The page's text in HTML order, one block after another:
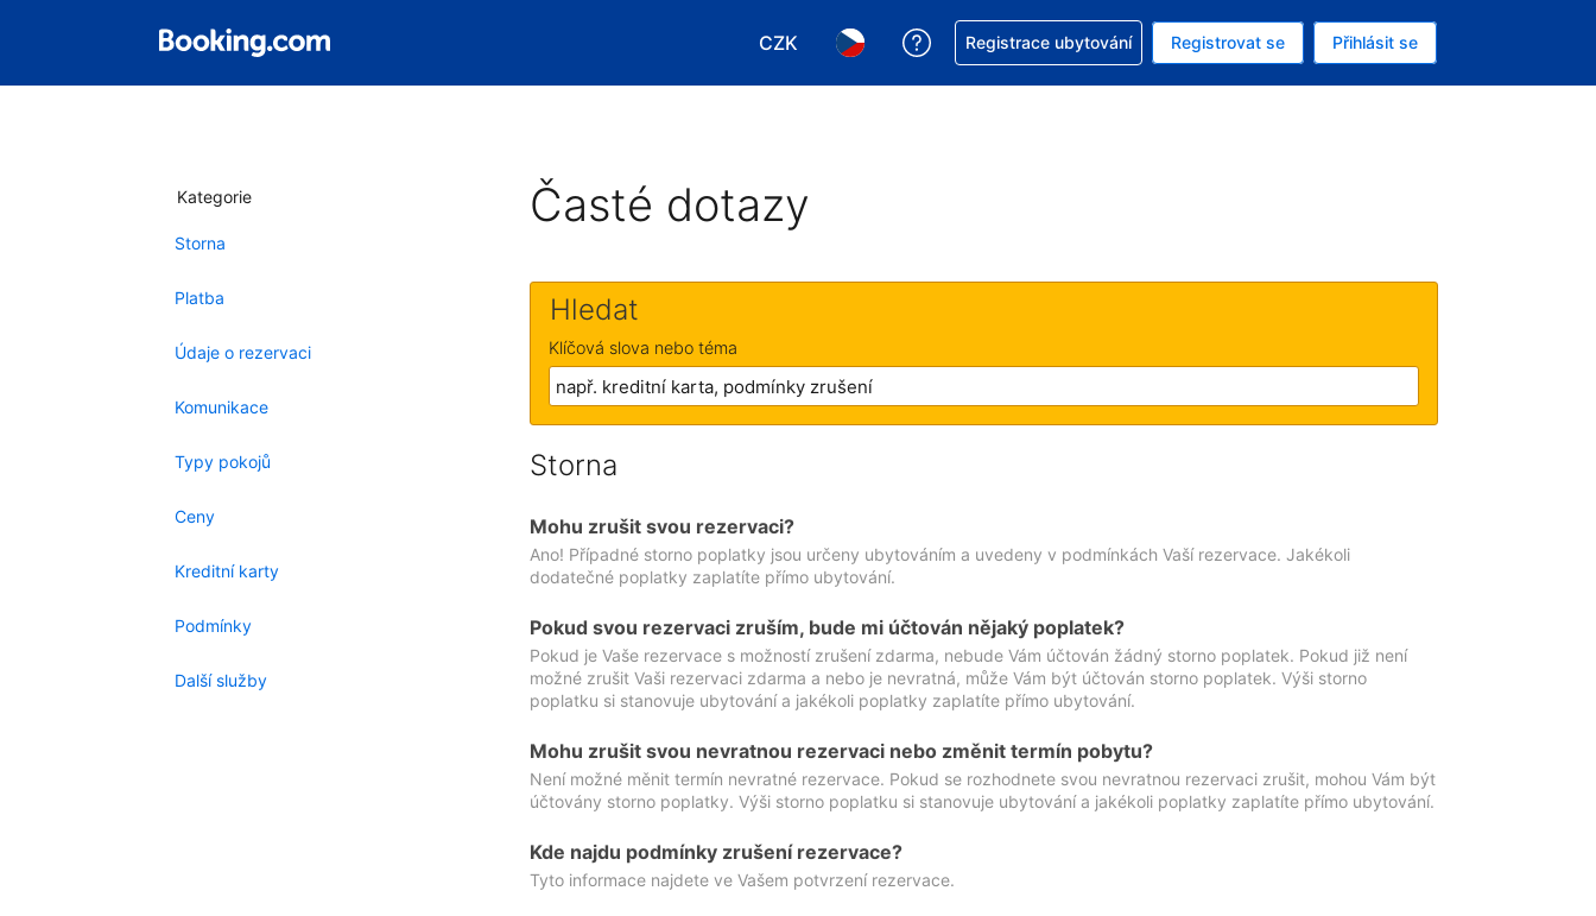
CZK
Vyberte si měnu. Aktuálně zvolená měna: Česká koruna
Vyberte si jazyk. Aktuálně zvolený jazyk: V češtině
Asistence s rezervací
Registrace ubytování Registrovat se Přihlásit se
Kategorie
Storna
Platba
Údaje o rezervaci
Komunikace
Typy pokojů
Ceny
Kreditní karty
Podmínky
Další služby
Časté dotazy
Hledat
Klíčová slova nebo téma
Storna
Mohu zrušit svou rezervaci?
Ano! Případné storno poplatky jsou určeny ubytováním a uvedeny v podmínkách Vaší rezervace. Jakékoli
dodatečné poplatky zaplatíte přímo ubytování.
Pokud svou rezervaci zruším, bude mi účtován nějaký poplatek?
Pokud je Vaše rezervace s možností zrušení zdarma, nebude Vám účtován žádný storno poplatek. Pokud již není
možné zrušit Vaši rezervaci zdarma a nebo je nevratná, může Vám být účtován storno poplatek. Výši storno
poplatku si stanovuje ubytování a jakékoli poplatky zaplatíte přímo ubytování.
Mohu zrušit svou nevratnou rezervaci nebo změnit termín pobytu?
Není možné měnit termín nevratné rezervace. Pokud se rozhodnete svou nevratnou rezervaci zrušit, mohou Vám být
účtovány storno poplatky. Výši storno poplatku si stanovuje ubytování a jakékoli poplatky zaplatíte přímo ubytování.
Kde najdu podmínky zrušení rezervace?
Tyto informace najdete ve Vašem potvrzení rezervace.